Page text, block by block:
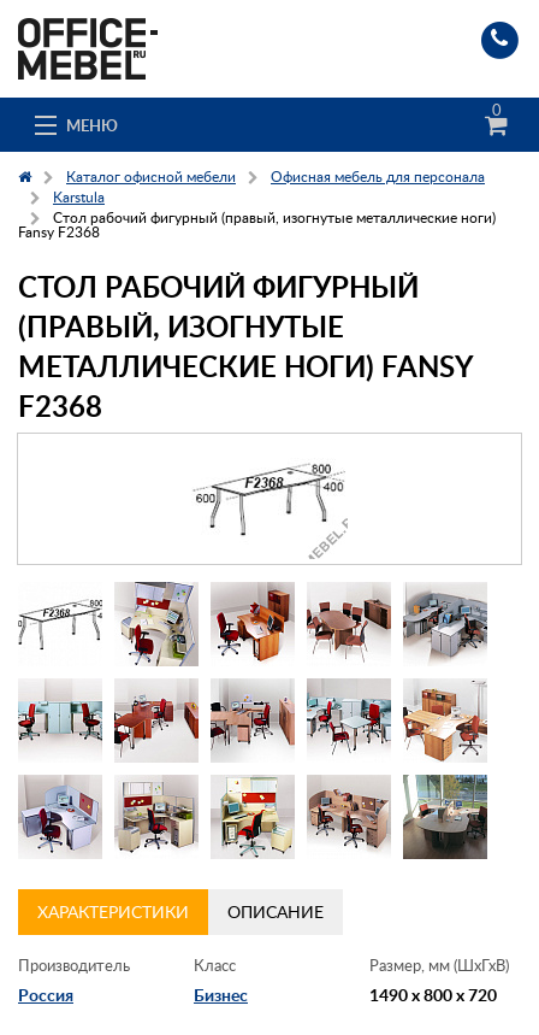
МЕНЮ
0
О компании
Доставка и сборка
Гос. заказчикам
Контакты
Заказать обратный звонок
Каталог офисной мебели
Офисная мебель для персонала
Karstula
Стол рабочий фигурный (правый, изогнутые металлические ноги)
Fansy F2368
СТОЛ РАБОЧИЙ ФИГУРНЫЙ
(ПРАВЫЙ, ИЗОГНУТЫЕ
МЕТАЛЛИЧЕСКИЕ НОГИ) FANSY
F2368
ХАРАКТЕРИСТИКИ ОПИСАНИЕ
Производитель
Россия
Класс
Бизнес
Размер, мм (ШхГхВ)
1490 x 800 x 720